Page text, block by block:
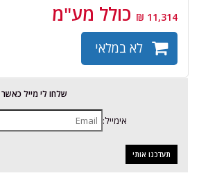
11,314 ₪ כולל מע"מ
לא במלאי
שלחו לי מייל
אימייל: